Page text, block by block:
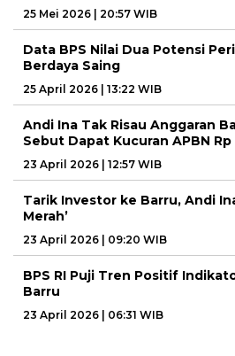
25 Mei 2026 | 20:57 WIB
Data BPS Nilai Dua Potensi
Berdaya Saing
25 April 2026 | 13:22 WIB
Andi Ina Tak Risau Anggaran
Sebut Dapat Kucuran APBN Rp
23 April 2026 | 12:57 WIB
Tarik Investor ke Barru, Andi
Merah’
23 April 2026 | 09:20 WIB
BPS RI Puji Tren Positif
Barru
23 April 2026 | 06:31 WIB